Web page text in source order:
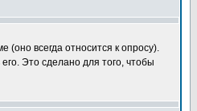
всегда относится к опросу).
Это сделано для того, чтобы